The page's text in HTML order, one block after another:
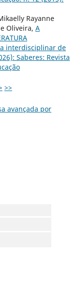
Rayanne
Oliveira, A
interdisciplinar de
Saberes: Revista
>>
avançada por